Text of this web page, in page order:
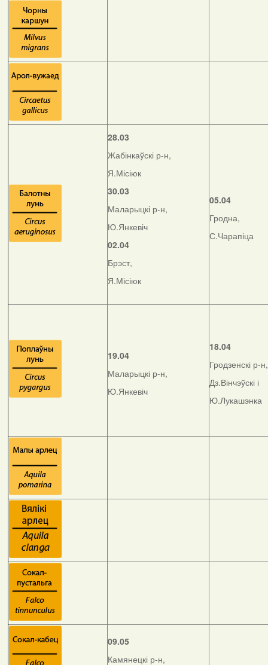
28.03
Жабінкаўскі р-н,
Я.Місіюк
30.03
Маларыцкі р-н,
Ю.Янкевіч
02.04
Брэст,
Я.Місіюк
05.04
Гродна,
С.Чарапіца
19.04
Маларыцкі р-н,
Ю.Янкевіч
18.04
Гродзенскі р-н,
Дз.Вінчэўскі і
Ю.Лукашэнка
09.05
Камянецкі р-н,